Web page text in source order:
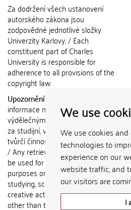
We use
We use cookies
technologies to
experience on our
website traffic, and
our visitors are
I
Za dodržení všech ustanovení
autorského zákona jsou
zodpovědné jednotlivé složky
Univerzity Karlovy. / Each
constituent part of Charles
University is responsible for
adherence to all provisions of the
copyright law.
Upozornění / Notice:
informace nemohou být použity k
výdělečným účelům nebo vydávány
za studijní, vědeckou nebo jinou
tvůrčí činnost jiné osoby než autora.
/ Any retrieved information shall not
be used for any commercial
purposes or claimed as results of
studying, scientific or any other
creative activities of any person
other than the author.